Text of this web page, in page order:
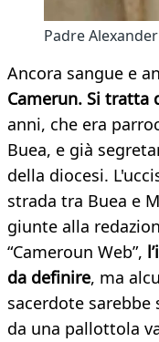
Padre
Ancora sangue e
Camerun. Si tratta
anni, che era
Buea, e già
della diocesi.
strada tra Buea e
giunte alla
“Cameroun Web”,
da definire, ma
sacerdote
da una pallottola